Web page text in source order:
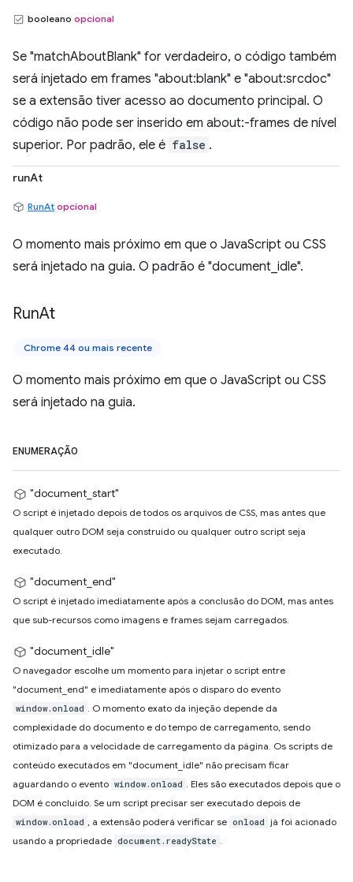
booleano opcional
Se "matchAboutBlank" for verdadeiro, o código também
será injetado em frames "about:blank" e "about:srcdoc"
se a extensão tiver acesso ao documento principal. O
código não pode ser inserido em about:-frames de nível
superior. Por padrão, ele é false .
runAt
RunAt opcional
O momento mais próximo em que o JavaScript ou CSS
será injetado na guia. O padrão é "document_idle".
RunAt
Chrome 44 ou mais recente
O momento mais próximo em que o JavaScript ou CSS
será injetado na guia.
ENUMERAÇÃO
"document_start"
O script é injetado depois de todos os arquivos de CSS, mas antes que
qualquer outro DOM seja construído ou qualquer outro script seja
executado.
"document_end"
O script é injetado imediatamente após a conclusão do DOM, mas antes
que sub-recursos como imagens e frames sejam carregados.
"document_idle"
O navegador escolhe um momento para injetar o script entre
"document_end" e imediatamente após o disparo do evento
window.onload . O momento exato da injeção depende da
complexidade do documento e do tempo de carregamento, sendo
otimizado para a velocidade de carregamento da página. Os scripts de
conteúdo executados em "document_idle" não precisam ficar
aguardando o evento window.onload . Eles são executados depois que o
DOM é concluído. Se um script precisar ser executado depois de
window.onload , a extensão poderá verificar se onload já foi acionado
usando a propriedade document.readyState .